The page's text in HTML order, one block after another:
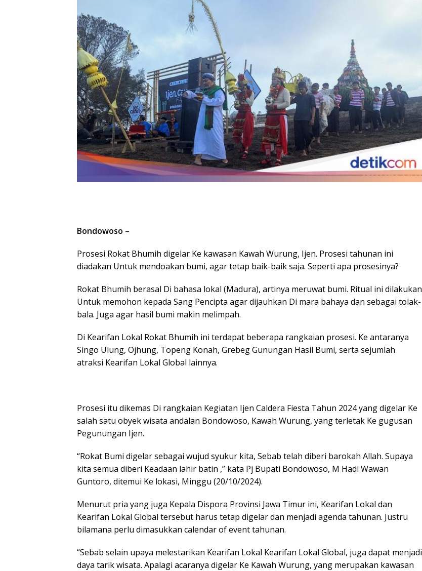
Bondowoso –
Prosesi Rokat Bhumih digelar Ke kawasan Kawah Wurung, Ijen. Prosesi tahunan ini
diadakan Untuk mendoakan bumi, agar tetap baik-baik saja. Seperti apa prosesinya?
Rokat Bhumih berasal Di bahasa lokal (Madura), artinya meruwat bumi. Ritual ini dilakukan
Untuk memohon kepada Sang Pencipta agar dijauhkan Di mara bahaya dan sebagai tolak-
bala. Juga agar hasil bumi makin melimpah.
Di Kearifan Lokal Rokat Bhumih ini terdapat beberapa rangkaian prosesi. Ke antaranya
Singo Ulung, Ojhung, Topeng Konah, Grebeg Gunungan Hasil Bumi, serta sejumlah
atraksi Kearifan Lokal Global lainnya.
Prosesi itu dikemas Di rangkaian Kegiatan Ijen Caldera Fiesta Tahun 2024 yang digelar Ke
salah satu obyek wisata andalan Bondowoso, Kawah Wurung, yang terletak Ke gugusan
Pegunungan Ijen.
“Rokat Bumi digelar sebagai wujud syukur kita, Sebab telah diberi barokah Allah. Supaya
kita semua diberi Keadaan lahir batin ,” kata Pj Bupati Bondowoso, M Hadi Wawan
Guntoro, ditemui Ke lokasi, Minggu (20/10/2024).
Menurut pria yang juga Kepala Dispora Provinsi Jawa Timur ini, Kearifan Lokal dan
Kearifan Lokal Global tersebut harus tetap digelar dan menjadi agenda tahunan. Justru
bilamana perlu dimasukkan calendar of event tahunan.
“Sebab selain upaya melestarikan Kearifan Lokal Kearifan Lokal Global, juga dapat menjadi
daya tarik wisata. Apalagi acaranya digelar Ke Kawah Wurung, yang merupakan kawasan